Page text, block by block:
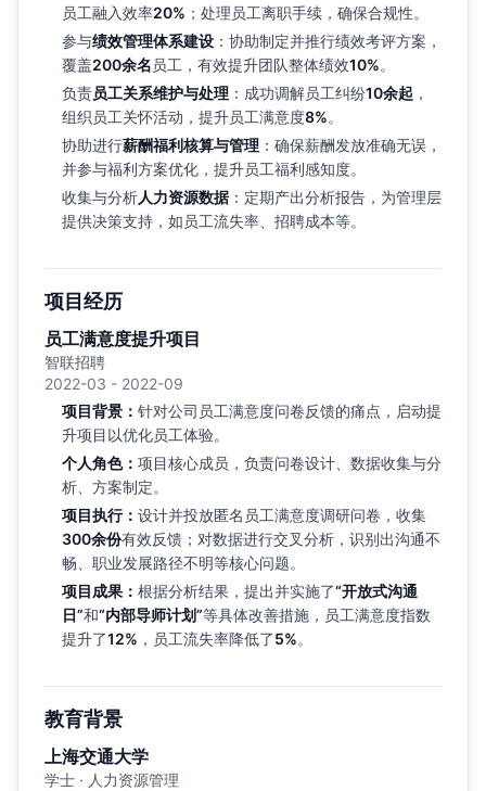
员工融入效率20% ；处理员工离职手续，确保合规性。
参与绩效管理体系建设 ：协助制定并推行绩效考评方案，
覆盖200余名员工，有效提升团队整体绩效10%。
负责员工关系维护与处理 ：成功调解员工纠纷10余起 ，
组织员工关怀活动，提升员工满意度8%。
协助进行薪酬福利核算与管理 ：确保薪酬发放准确无误，
并参与福利方案优化，提升员工福利感知度。
收集与分析人力资源数据：定期产出分析报告，为管理层
提供决策支持，如员工流失率、招聘成本等。
项目经历
员工满意度提升项目
智联招聘
2022-03 - 2022-09
项目背景： 针对公司员工满意度问卷反馈的痛点，启动提
升项目以优化员工体验。
个人角色： 项目核心成员，负责问卷设计、数据收集与分
析、方案制定。
项目执行： 设计并投放匿名员工满意度调研问卷，收集
300余份有效反馈；对数据进行交叉分析，识别出沟通不
畅、职业发展路径不明等核心问题。
项目成果： 根据分析结果，提出并实施了“开放式沟通
日”和“内部导师计划”等具体改善措施，员工满意度指数
提升了12% ，员工流失率降低了5%。
教育背景
上海交通大学
学士 · 人力资源管理